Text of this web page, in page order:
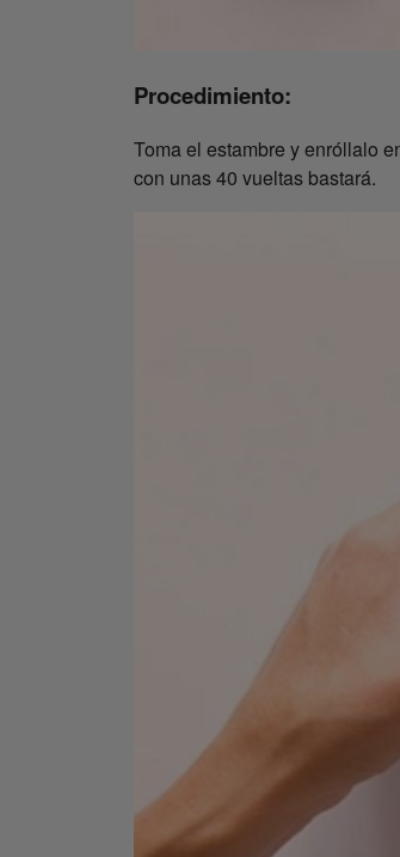
Procedimiento:
Toma el estambre y enróllalo
con unas 40 vueltas bastará.